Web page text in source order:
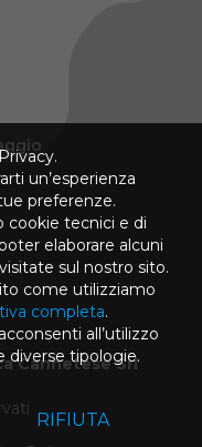
Cannetese Srl
un’esperienza
preferenze.
cookie tecnici e di
elaborare alcuni
sul nostro sito.
come utilizziamo
completa.
all’utilizzo
diverse tipologie.
RIFIUTA